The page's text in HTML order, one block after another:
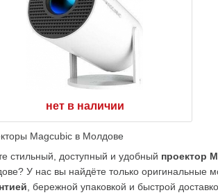
нет в наличии
Magcubic в Молдове
стильный, доступный и удобный проектор
У нас вы найдёте только оригинальные
, бережной упаковкой и быстрой